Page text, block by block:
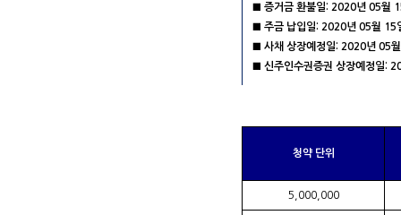
■ 증거금 환불일: 2020년 05월
■ 주금 납입일: 2020년 05월 15
■ 사채 상장예정일: 2020년 05
■ 신주인수권증권 상장예정일:
청약 단위
5,000,000